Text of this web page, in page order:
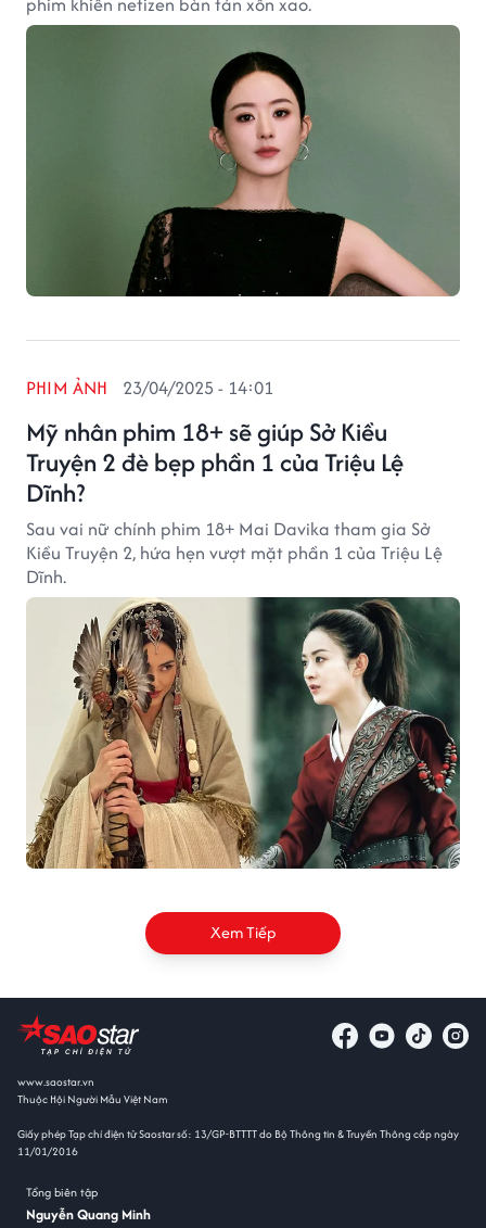
Mỹ nhân phim 18+ sẽ giúp Sở Kiều
Truyện 2 đè bẹp phần 1 của Triệu Lệ
Dĩnh?
PHIM ẢNH 23/04/2025 - 14:01
Sau vai nữ chính phim 18+ Mai Davika tham gia Sở
Kiều Truyện 2, hứa hẹn vượt mặt phần 1 của Triệu Lệ
Dĩnh.
Xem Tiếp
www.saostar.vn
Thuộc Hội Người Mẫu Việt Nam
Giấy phép Tạp chí điện tử Saostar số: 13/GP-BTTTT do Bộ Thông tin & Truyền Thông cấp ngày
11/01/2016
Tổng biên tập
Nguyễn Quang Minh